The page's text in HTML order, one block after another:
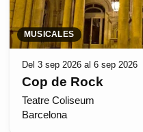
MUSICALES
Del 3 sep 2026 al 6 sep 2026
Cop de Rock
Teatre Coliseum
Barcelona